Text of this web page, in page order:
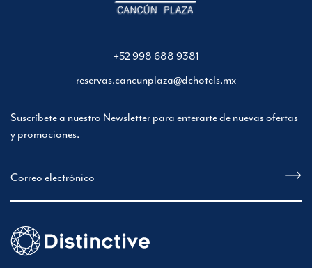
+52 998 688 9381
reservas.cancunplaza@dchotels.mx
Suscríbete a nuestro Newsletter para enterarte de nuevas ofertas
y promociones.
Correo electrónico